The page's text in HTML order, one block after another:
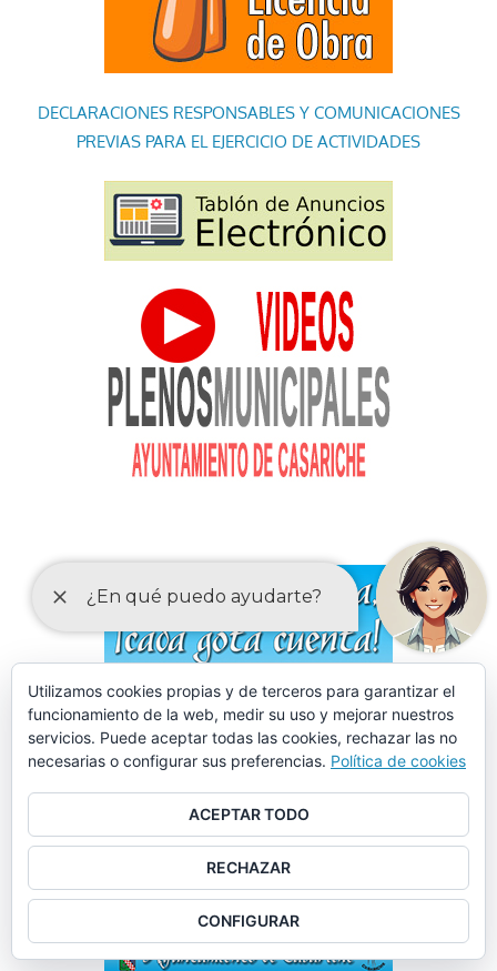
DECLARACIONES RESPONSABLES Y COMUNICACIONES
PREVIAS PARA EL EJERCICIO DE ACTIVIDADES
Utilizamos cookies propias y de terceros para garantizar el
funcionamiento de la web, medir su uso y mejorar nuestros
servicios. Puede aceptar todas las cookies, rechazar las no
necesarias o configurar sus preferencias. Política de cookies
ACEPTAR TODO
RECHAZAR
CONFIGURAR